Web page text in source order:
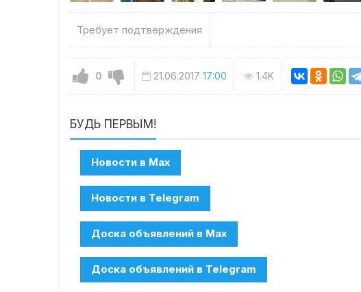
Требует подтверждения
0 21.06.2017 17:00 1.4K
БУДЬ ПЕРВЫМ!